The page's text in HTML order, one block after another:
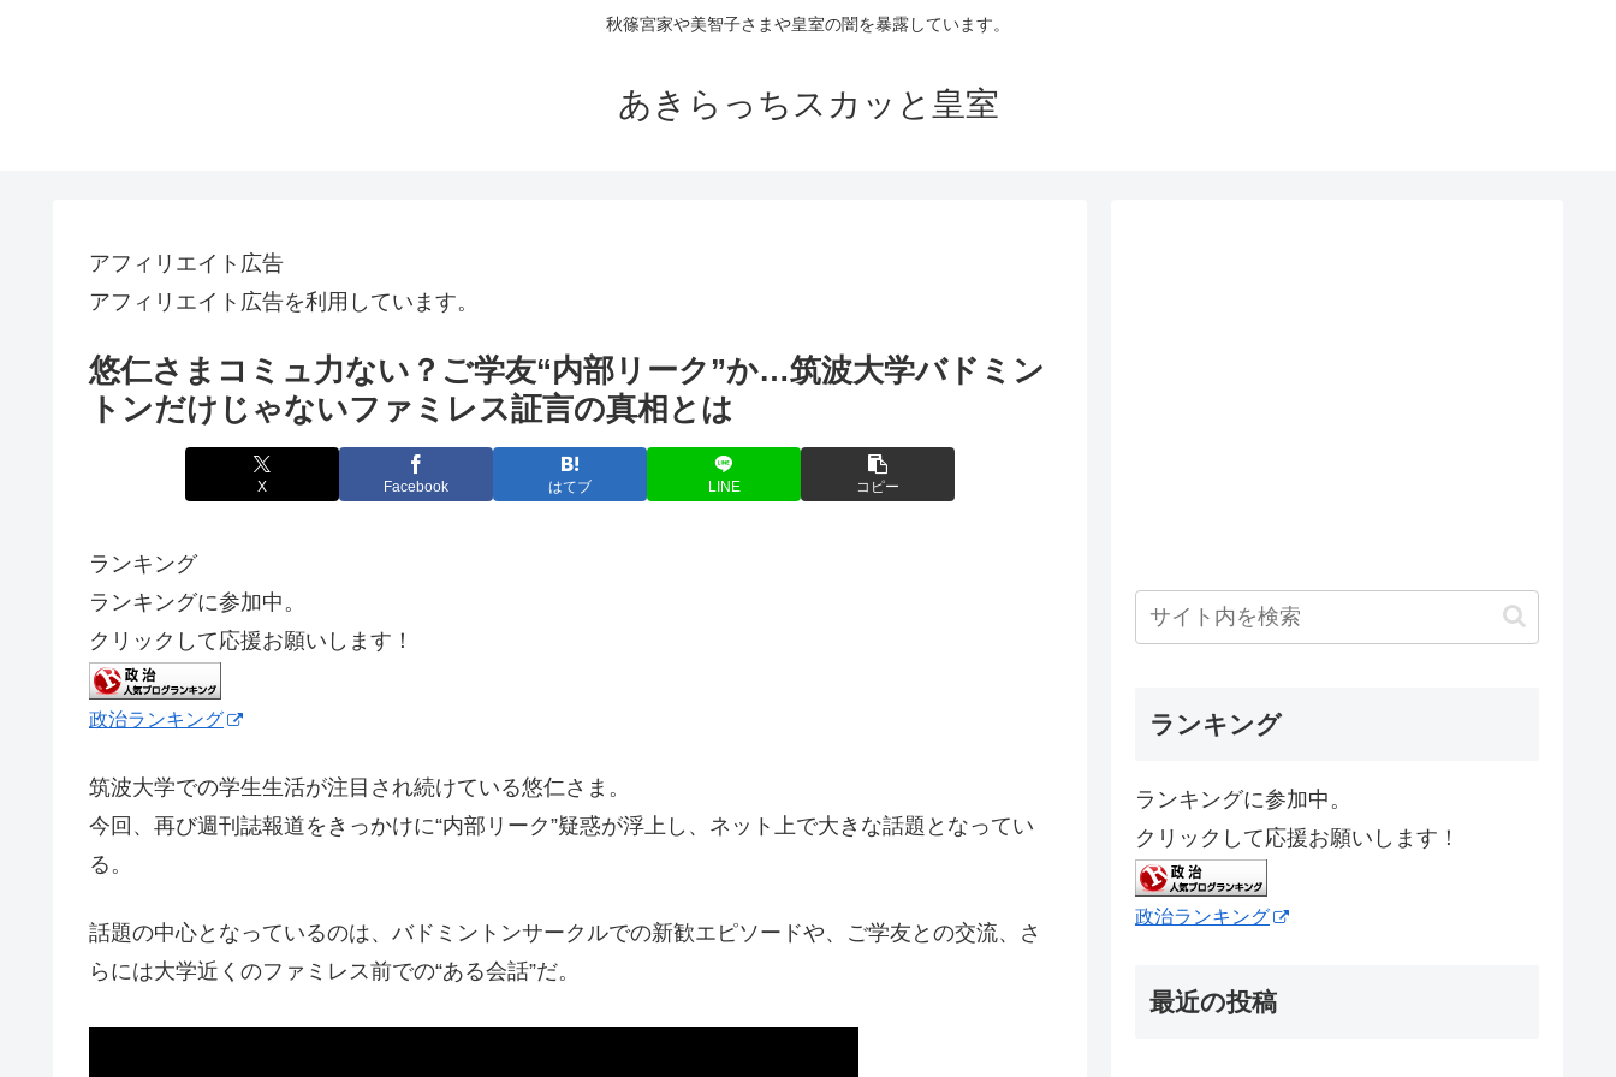
秋篠宮家や美智子さまや皇室の闇を暴露しています。
あきらっちスカッと皇室
アフィリエイト広告
アフィリエイト広告を利用しています。
悠仁さまコミュ力ない？ご学友“内部リーク”か…筑波大学バドミン
トンだけじゃないファミレス証言の真相とは
X Facebook はてブ LINE コピー
ランキング
ランキングに参加中。
クリックして応援お願いします！
政治ランキング
筑波大学での学生生活が注目され続けている悠仁さま。
今回、再び週刊誌報道をきっかけに“内部リーク”疑惑が浮上し、ネット上で大きな話題となってい
る。
話題の中心となっているのは、バドミントンサークルでの新歓エピソードや、ご学友との交流、さ
らには大学近くのファミレス前での“ある会話”だ。
ランキング
ランキングに参加中。
クリックして応援お願いします！
政治ランキング
最近の投稿